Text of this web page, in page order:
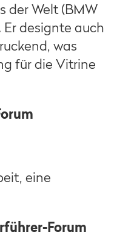
der Welt (BMW
designte auch
was
für die Vitrine
eine
Forum